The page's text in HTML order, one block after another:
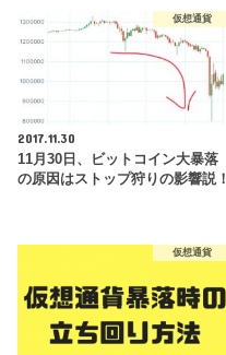
仮想通貨
2017.11.30
11月30日、ビットコイン大暴落
の原因はストップ狩りの影響説！
仮想通貨